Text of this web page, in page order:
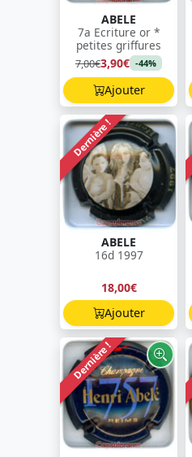
ABELE
7a Ecriture or *
petites griffures
7,00€3,90€ -44%
Ajouter
Dernière !
ABELE
16d 1997
18,00€
Ajouter
Dernière !